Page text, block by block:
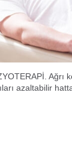
Ağrı
azaltabilir